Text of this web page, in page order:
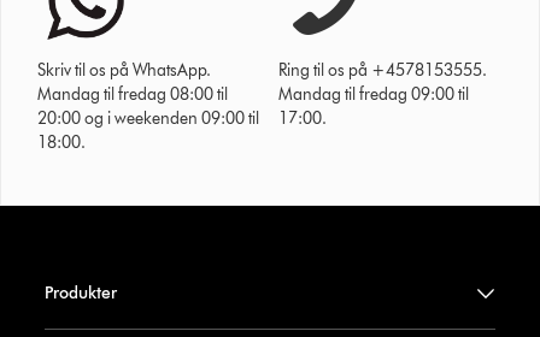
Skriv til os på WhatsApp.
Mandag til fredag 08:00 til
20:00 og i weekenden 09:00 til
18:00.
Ring til os på +4578153555.
Mandag til fredag 09:00 til
17:00.
Produkter